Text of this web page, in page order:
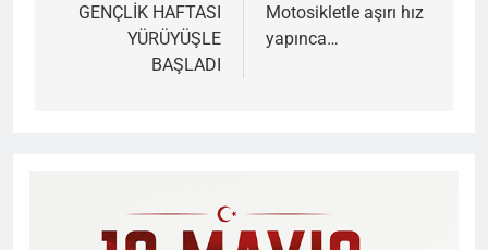
gezinmesi
GENÇLİK HAFTASI
YÜRÜYÜŞLE
BAŞLADI
Motosikletle aşırı hız
yapınca…